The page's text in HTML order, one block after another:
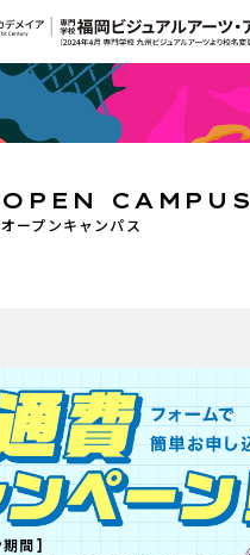
オープンキャンパス
OPEN CAMPUS